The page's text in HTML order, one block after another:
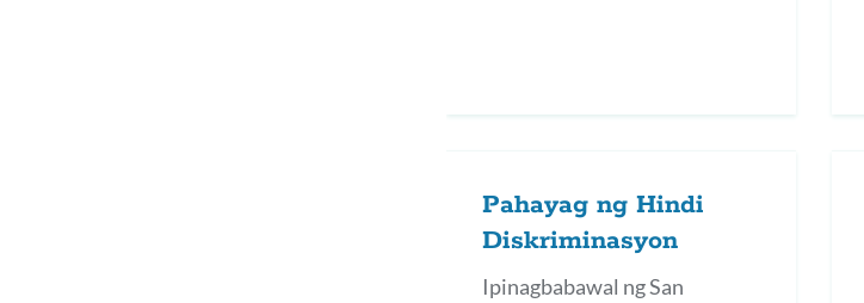
Pahayag ng Hindi
Diskriminasyon
Ipinagbabawal ng San